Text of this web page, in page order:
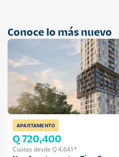
Conoce lo más nuevo
APARTAMENTO
Q 720,400
Cuotas desde Q 4,641*